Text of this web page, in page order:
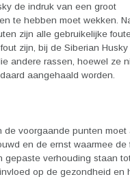
de indruk van een groot
te hebben moet wekken.
zijn alle gebruikelijke
zijn, bij de Siberian
andere rassen, hoewel ze
aangehaald worden.
de voorgaande punten moet
en de ernst waarmee de
gepaste verhouding staan
op de gezondheid en